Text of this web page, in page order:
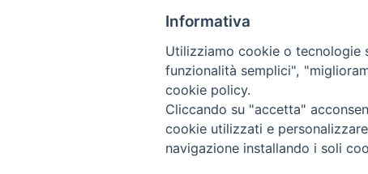
Informativa
Utilizziamo cookie o tecnologie
funzionalità semplici",
cookie policy.
Cliccando su "accetta"
cookie utilizzati e
navigazione installando i soli